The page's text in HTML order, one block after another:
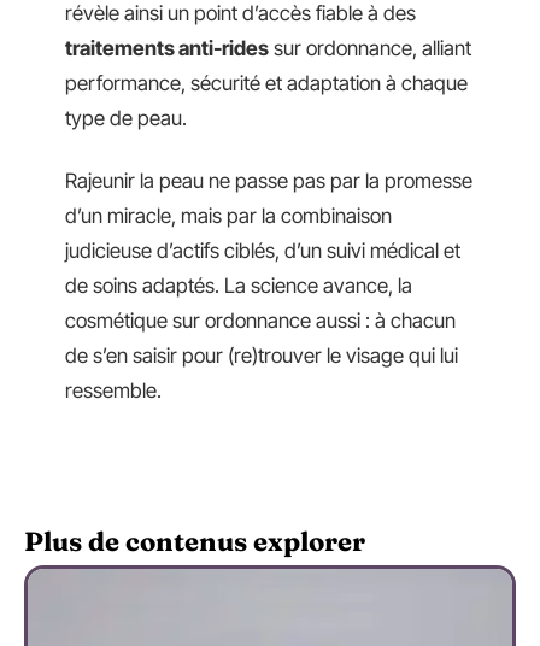
révèle ainsi un point d’accès fiable à des
traitements anti-rides sur ordonnance, alliant
performance, sécurité et adaptation à chaque
type de peau.
Rajeunir la peau ne passe pas par la promesse
d’un miracle, mais par la combinaison
judicieuse d’actifs ciblés, d’un suivi médical et
de soins adaptés. La science avance, la
cosmétique sur ordonnance aussi : à chacun
de s’en saisir pour (re)trouver le visage qui lui
ressemble.
Plus de contenus explorer